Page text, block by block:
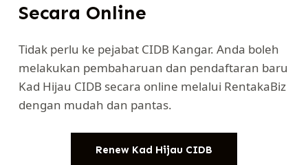
Secara Online
Tidak perlu ke pejabat CIDB Kangar. Anda boleh
melakukan pembaharuan dan pendaftaran baru
Kad Hijau CIDB secara online melalui RentakaBiz
dengan mudah dan pantas.
Renew Kad Hijau CIDB